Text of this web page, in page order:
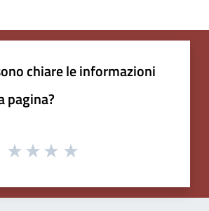
chiare le informazioni
pagina?